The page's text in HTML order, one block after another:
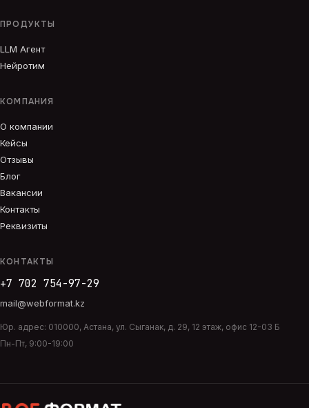
ПРОДУКТЫ
LLM Агент
Нейротим
КОМПАНИЯ
О компании
Кейсы
Отзывы
Блог
Вакансии
Контакты
Реквизиты
КОНТАКТЫ
+7 702 754-97-29
mail@webformat.kz
Юр. адрес: 010000, Астана, ул. Сыганак, д. 29, 12 этаж, офис 12-03 Б
Пн-Пт, 9:00-19:00